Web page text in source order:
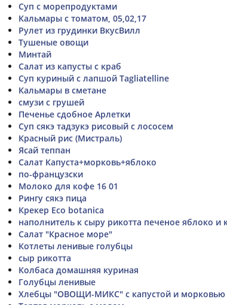
Суп с морепродуктами
Кальмары с томатом, 05,02,17
Рулет из грудинки ВкусВилл
Тушеные овощи
Минтай
Салат из капусты с краб
Суп куриный с лапшой Tagliatelline
Кальмары в сметане
смузи с грушей
Печенье сдобное Арлетки
Суп сякэ тадзукэ рисовый с лососем
Красный рис (Мистраль)
Ясай теппан
Салат Капуста+морковь+яблоко
по-французски
Молоко для кофе 16 01
Рингу сякэ пица
Крекер Eco botanica
наполнитель к сыру рикотта печеное яблоко и
Салат "Красное море"
Котлеты ленивые голубцы
сыр рикотта
Колбаса домашняя куриная
Голубцы ленивые
Хлебцы "ОВОЩИ-МИКС" с капустой и морковью